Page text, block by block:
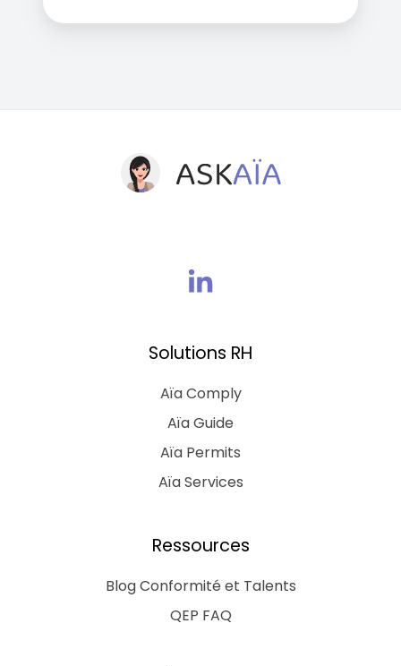
Rejoins
Linkedin
Solutions RH
Aïa Comply
Aïa Guide
Aïa Permits
Aïa Services
Ressources
Blog Conformité et Talents
QEP FAQ